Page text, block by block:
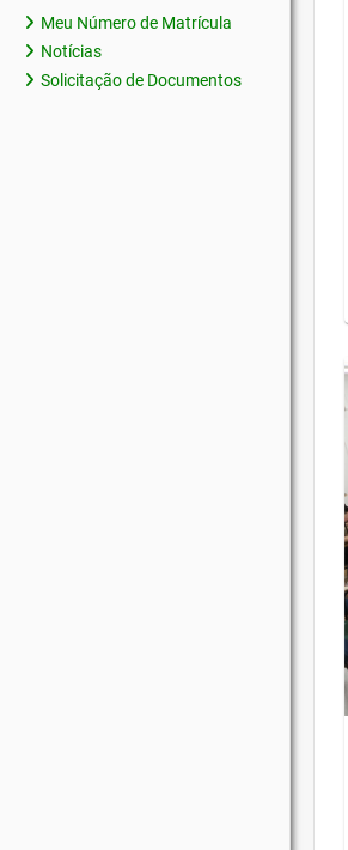
Meu Número de Matrícula
Notícias
Solicitação de Documentos